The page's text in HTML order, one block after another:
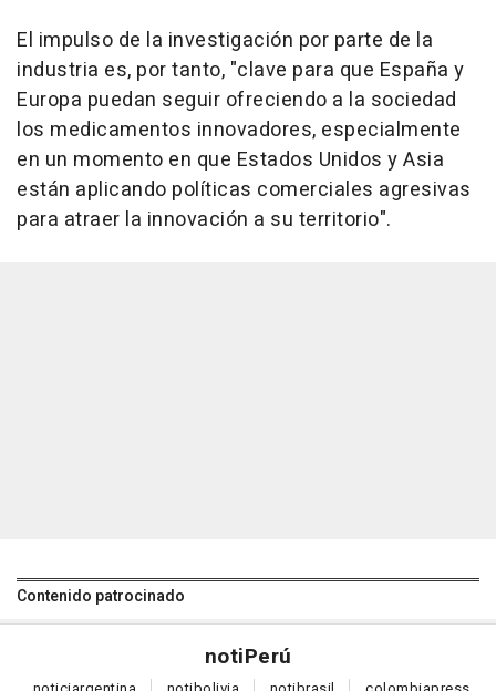
El impulso de la investigación por parte de la
industria es, por tanto, "clave para que España y
Europa puedan seguir ofreciendo a la sociedad
los medicamentos innovadores, especialmente
en un momento en que Estados Unidos y Asia
están aplicando políticas comerciales agresivas
para atraer la innovación a su territorio".
Contenido patrocinado
notiPerú